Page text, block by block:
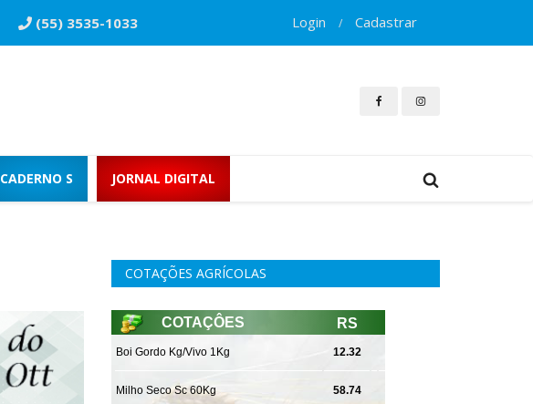
(55) 3535-1033 Login / Cadastrar
CADERNO S JORNAL DIGITAL
COTAÇÕES AGRÍCOLAS